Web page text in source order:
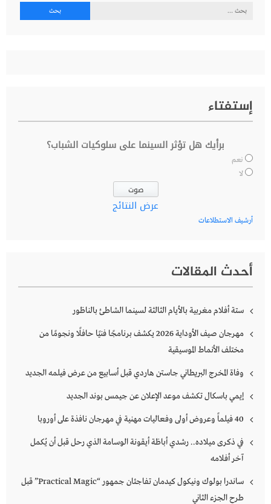
البحث
إستفتاء
برأيك هل تؤثر السينما على سلوكيات الشباب؟
نعم
لا
عرض النتائج
أرشيف الاستطلاعات
أحدث المقالات
ستة أفلام مغربية بالأيام الثالثة لسينما الشاطئ بالناظور
مهرجان صيف الأوداية 2026 يكشف برنامجًا فنيًا حافلًا ونجومًا من
مختلف الأنماط الموسيقية
وفاة المخرج البريطاني جاستن هاردي قبل أسابيع من عرض فيلمه الجديد
إيمي باسكال تكشف موعد الإعلان عن جيمس بوند الجديد
40 فيلماً وعروض أولى وفعاليات مهنية في مهرجان نافذة على أوروبا
في ذكرى ميلاده.. رشدي أباظة أيقونة الوسامة الذي رحل قبل أن يُكمل
آخر أفلامه
ساندرا بولوك ونيكول كيدمان تفاجئان جمهور “Practical Magic” قبل
طرح الجزء الثاني